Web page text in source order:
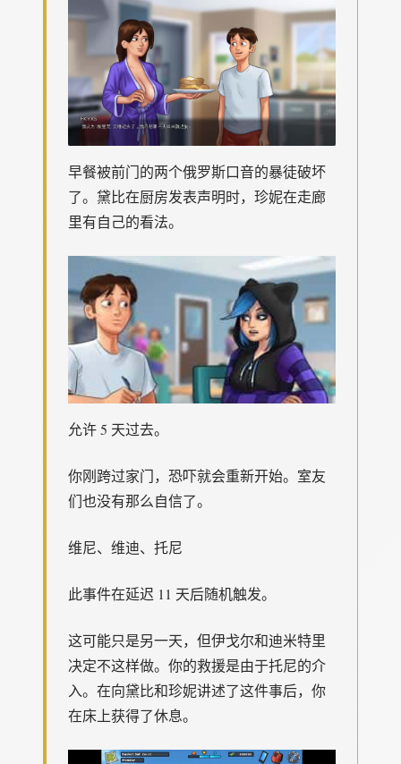
早餐被前门的两个俄罗斯口音的暴徒破坏
了。黛比在厨房发表声明时，珍妮在走廊
里有自己的看法。
允许 5 天过去。
你刚跨过家门，恐吓就会重新开始。室友
们也没有那么自信了。
维尼、维迪、托尼
此事件在延迟 11 天后随机触发。
这可能只是另一天，但伊戈尔和迪米特里
决定不这样做。你的救援是由于托尼的介
入。在向黛比和珍妮讲述了这件事后，你
在床上获得了休息。